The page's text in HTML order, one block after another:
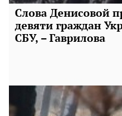
Слова Денисовой
девяти граждан
СБУ, – Гаврилова